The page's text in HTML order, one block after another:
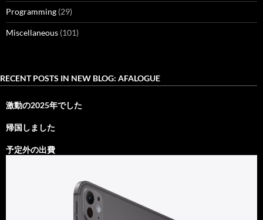
Programming (29)
Miscellaneous (101)
RECENT POSTS IN NEW BLOG: AFALOGUE
激動の2025年でした
帰国しました
予定外の出費